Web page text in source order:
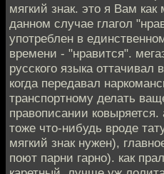
мягкий знак. это я Вам как
данном случае глагол
употреблен в
времени - "нравится".
русского языка оттачивал
когда передавал
транспортному делать
правописании
тоже что-нибудь вроде
мягкий знак нужен),
поют парни гарно). как